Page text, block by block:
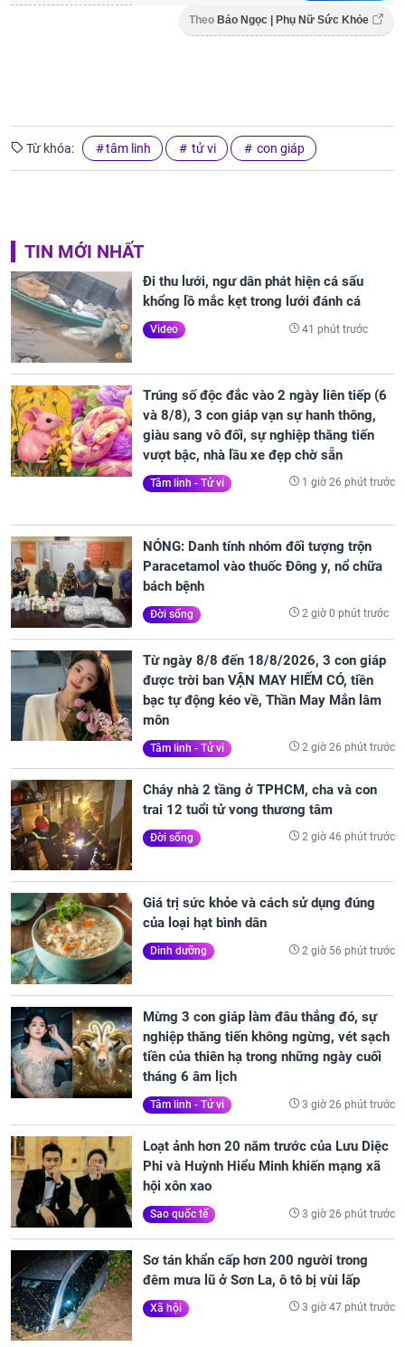
Theo Bảo Ngọc | Phụ Nữ Sức Khỏe
Từ khóa: tâm linh tử vi con giáp
TIN MỚI NHẤT
Đi thu lưới, ngư dân phát hiện cá sấu
khổng lồ mắc kẹt trong lưới đánh cá
Video 41 phút trước
Trúng số độc đắc vào 2 ngày liên tiếp (6
và 8/8), 3 con giáp vạn sự hanh thông,
giàu sang vô đối, sự nghiệp thăng tiến
vượt bậc, nhà lầu xe đẹp chờ sẵn
Tâm linh - Tử vi 1 giờ 26 phút trước
NÓNG: Danh tính nhóm đối tượng trộn
Paracetamol vào thuốc Đông y, nổ chữa
bách bệnh
Đời sống 2 giờ 0 phút trước
Từ ngày 8/8 đến 18/8/2026, 3 con giáp
được trời ban VẬN MAY HIẾM CÓ, tiền
bạc tự động kéo về, Thần May Mắn lâm
môn
Tâm linh - Tử vi 2 giờ 26 phút trước
Cháy nhà 2 tầng ở TPHCM, cha và con
trai 12 tuổi tử vong thương tâm
Đời sống 2 giờ 46 phút trước
Giá trị sức khỏe và cách sử dụng đúng
của loại hạt bình dân
Dinh dưỡng 2 giờ 56 phút trước
Mừng 3 con giáp làm đâu thắng đó, sự
nghiệp thăng tiến không ngừng, vét sạch
tiền của thiên hạ trong những ngày cuối
tháng 6 âm lịch
Tâm linh - Tử vi 3 giờ 26 phút trước
Loạt ảnh hơn 20 năm trước của Lưu Diệc
Phi và Huỳnh Hiểu Minh khiến mạng xã
hội xôn xao
Sao quốc tế 3 giờ 26 phút trước
Sơ tán khẩn cấp hơn 200 người trong
đêm mưa lũ ở Sơn La, ô tô bị vùi lấp
Xã hội 3 giờ 47 phút trước